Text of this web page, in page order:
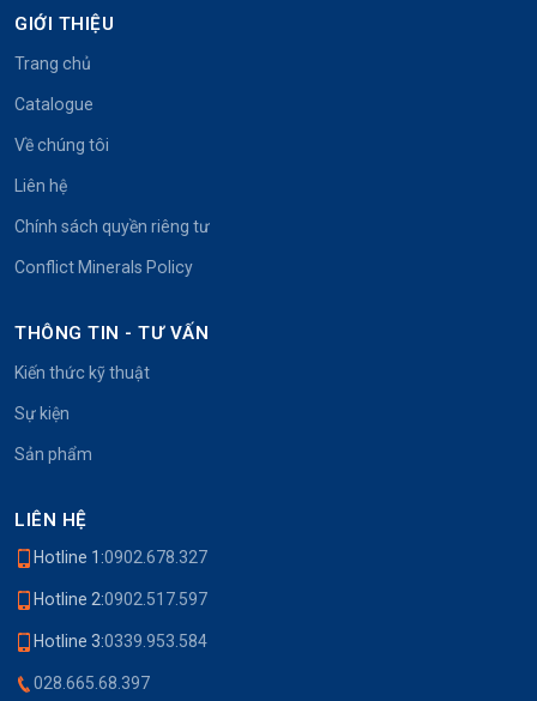
GIỚI THIỆU
Trang chủ
Catalogue
Về chúng tôi
Liên hệ
Chính sách quyền riêng tư
Conflict Minerals Policy
THÔNG TIN - TƯ VẤN
Kiến thức kỹ thuật
Sự kiện
Sản phẩm
LIÊN HỆ
Hotline 1:0902.678.327
Hotline 2:0902.517.597
Hotline 3:0339.953.584
028.665.68.397